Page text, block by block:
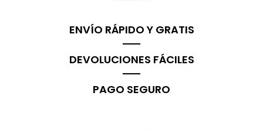
ENVÍO RÁPIDO Y GRATIS
DEVOLUCIONES FÁCILES
PAGO SEGURO